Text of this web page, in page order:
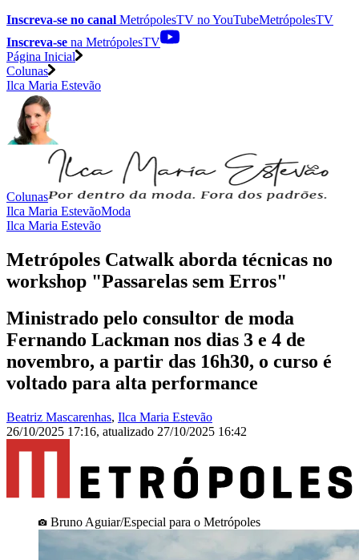
Inscreva-se no canal MetrópolesTV noYouTubeMetrópolesTV
Inscreva-se na MetrópolesTV
Página Inicial
Colunas
Ilca Maria Estevão
Colunas
Ilca Maria EstevãoModa
Ilca Maria Estevão
Metrópoles Catwalk aborda técnicas no
workshop "Passarelas sem Erros"
Ministrado pelo consultor de moda
Fernando Lackman nos dias 3 e 4 de
novembro, a partir das 16h30, o curso é
voltado para alta performance
Beatriz Mascarenhas, Ilca Maria Estevão
26/10/2025 17:16, atualizado 27/10/2025 16:42
Bruno Aguiar/Especial para o Metrópoles